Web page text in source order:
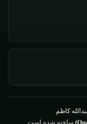
ساخته شده است.